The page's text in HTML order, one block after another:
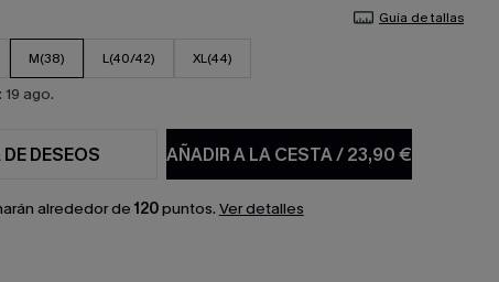
Guía de tallas
M(38) L(40/42) XL(44)
ago.
AÑADIR A LA CESTA/23,90 €
DESEOS
alrededor de 120puntos. Ver detalles